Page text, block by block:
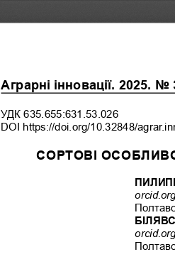
Аграрні інновації. 2025. No
УДК 635.655:631.53.026
DOI https://doi.org/10.32848/
СОРТОВІ